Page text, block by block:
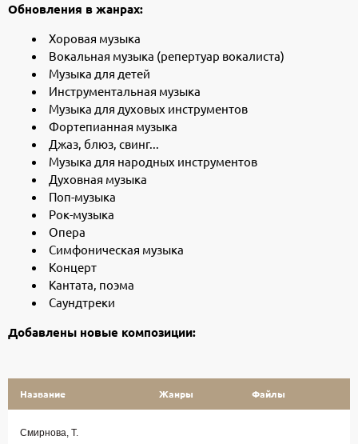
Обновления в жанрах:
Хоровая музыка
Вокальная музыка (репертуар вокалиста)
Музыка для детей
Инструментальная музыка
Музыка для духовых инструментов
Фортепианная музыка
Джаз, блюз, свинг...
Музыка для народных инструментов
Духовная музыка
Поп-музыка
Рок-музыка
Опера
Симфоническая музыка
Концерт
Кантата, поэма
Саундтреки
Добавлены новые композиции:
Название Жанры Файлы
Смирнова, Т.